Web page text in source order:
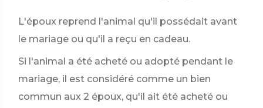
L'époux reprend l'animal qu'il possédait avant
le mariage ou qu'il a reçu en cadeau.
Si l'animal a été acheté ou adopté pendant le
mariage, il est considéré comme un bien
commun aux 2 époux, qu'il ait été acheté ou